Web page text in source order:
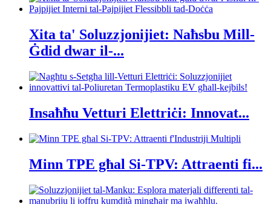
Xita ta' Soluzzjonijiet: Naħsbu Mill-
Ġdid dwar il-...
Insaħħu Vetturi Elettriċi: Innovat...
Minn TPE għal Si-TPV: Attraenti fi...